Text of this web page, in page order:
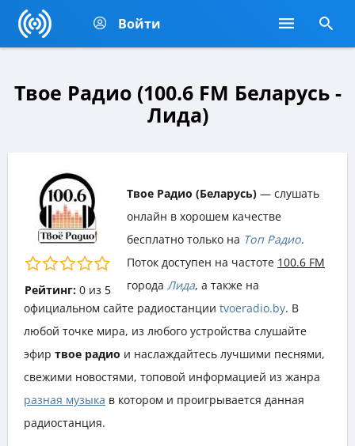
Войти
Твое Радио (100.6 FM Беларусь -
Лида)
Рейтинг: 0из 5
Твое Радио (Беларусь) — слушать
онлайн в хорошем качестве
бесплатно только на Топ Радио.
Поток доступен на частоте 100.6 FM
города Лида, а также на
официальном сайте радиостанции tvoeradio.by. В
любой точке мира, из любого устройства слушайте
эфир твое радио и наслаждайтесь лучшими песнями,
свежими новостями, топовой информацией из жанра
разная музыка в котором и проигрывается данная
радиостанция.